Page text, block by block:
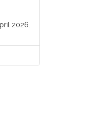
2026.